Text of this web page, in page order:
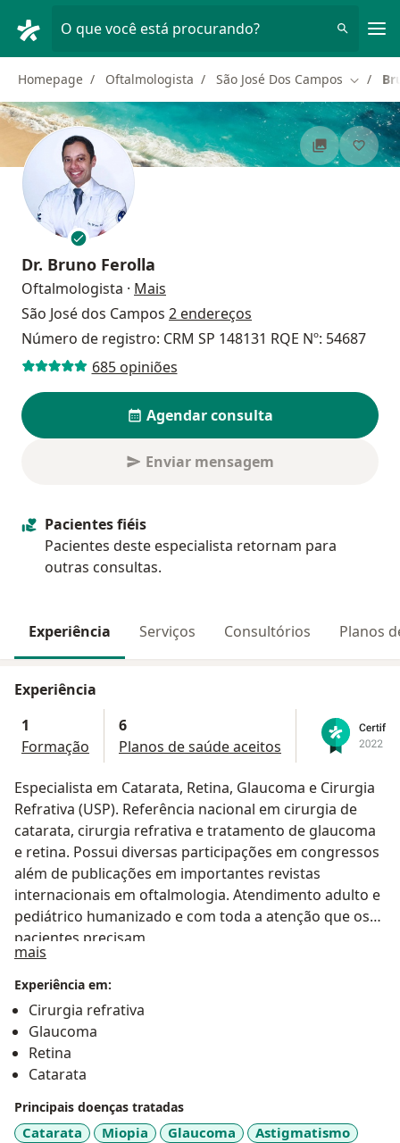
O que você está procurando?
Homepage Oftalmologista São José Dos Campos Mudar
Dr. Bruno Ferolla
Oftalmologista · Mais
São José dos Campos 2 endereços
Número de registro: CRM SP 148131 RQE Nº: 54687
685 opiniões
Agendar consulta
Enviar mensagem
Pacientes fiéis
Pacientes deste especialista retornam para
outras consultas.
Experiência Serviços Consultórios Planos
Experiência
1
Formação
6
Planos de saúde aceitos
Especialista em Catarata, Retina, Glaucoma e Cirurgia
Refrativa (USP). Referência nacional em cirurgia de
catarata, cirurgia refrativa e tratamento de glaucoma
e retina. Possui diversas participações em congressos
além de publicações em importantes revistas
internacionais em oftalmologia. Atendimento adulto e
pediátrico humanizado e com toda a atenção que os
pacientes precisam.
Especialista em Oftalmologia pelo CEPOA – RJ;
Especialista em Glaucoma Clínico e Cirúrgico pela USP;
Especialista em Retina - Membro da Sociedade
Brasileira de Retina e Vítreo - SBRV; Título de
especialista em Oftalmologia pelo Conselho Brasileiro
CBO/AMB. Membro do Conselho Brasileiro de
Oftalmologia - CBO.
mais
Experiência em:
Cirurgia refrativa
Glaucoma
Retina
Catarata
Principais doenças tratadas
Catarata Miopia Glaucoma
Astigmatismo